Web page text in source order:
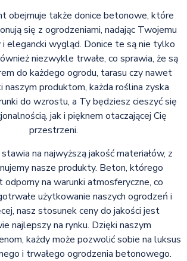
obejmuje także donice betonowe, które
się z ogrodzeniami, nadając Twojemu
elegancki wygląd. Donice te są nie tylko
niezwykle trwałe, co sprawia, że są
do każdego ogrodu, tarasu czy nawet
naszym produktom, każda roślina zyska
do wzrostu, a Ty będziesz cieszyć się
jak i pięknem otaczającej Cię
przestrzeni.
na najwyższą jakość materiałów, z
nasze produkty. Beton, którego
odporny na warunki atmosferyczne, co
użytkowanie naszych ogrodzeń i
nasz stosunek ceny do jakości jest
najlepszy na rynku. Dzięki naszym
każdy może pozwolić sobie na luksus
i trwałego ogrodzenia betonowego.